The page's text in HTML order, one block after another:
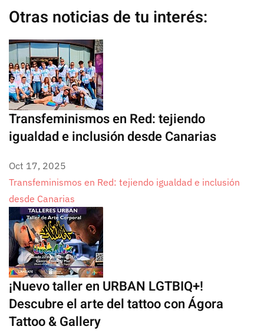
Otras noticias de tu interés:
Transfeminismos en Red: tejiendo
igualdad e inclusión desde Canarias
Oct 17, 2025
Transfeminismos en Red: tejiendo igualdad e inclusión
desde Canarias
¡Nuevo taller en URBAN LGTBIQ+!
Descubre el arte del tattoo con Ágora
Tattoo & Gallery